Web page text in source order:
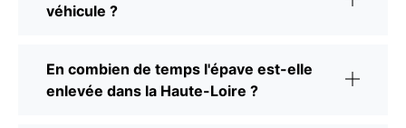
véhicule ?
En combien de temps l'épave est-elle
enlevée dans la Haute-Loire ?